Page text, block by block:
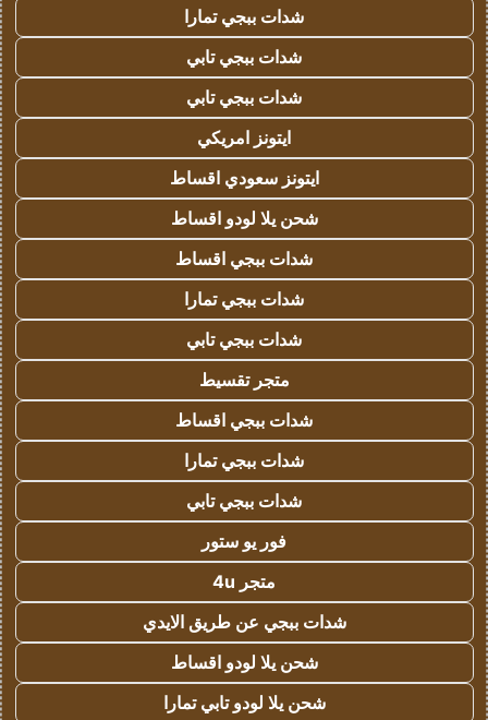
شدات ببجي تمارا
شدات ببجي تابي
شدات ببجي تابي
ايتونز امريكي
ايتونز سعودي اقساط
شحن يلا لودو اقساط
شدات ببجي اقساط
شدات ببجي تمارا
شدات ببجي تابي
متجر تقسيط
شدات ببجي اقساط
شدات ببجي تمارا
شدات ببجي تابي
فور يو ستور
متجر 4u
شدات ببجي عن طريق الايدي
شحن يلا لودو اقساط
شحن يلا لودو تابي تمارا